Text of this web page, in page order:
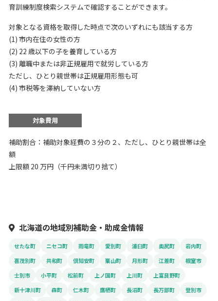
育訓練制度検索システムで確認することができます。
対象となる資格を取得した時点で次のいずれにも該当する方
(1) 市内在住の女性の方
(2) 22 歳以下の子を養育している方
(3) 離職中または非正規雇用で就労している方
ただし、ひとり親世帯は正規雇用形態も可
(4) 市税等を滞納していない方
対象費用
補助割合：補助対象経費の３分の２、ただし、ひとり親世帯は全
額
上限額 20 万円（千円未満切り捨て）
北海道の地域別補助金・助成金情報
せたな町 ニセコ町 雨竜町 愛別町 浦臼町 奥尻町
岩内町
喜茂別町
共和町 倶知安町 栗山町 月形町 江差町
根室市
士別市
小平町 松前町 上ノ国町 上川町
上富良野町
新十津川町
森町 仁木町 鷹栖町 長沼町 長万部町
登別市